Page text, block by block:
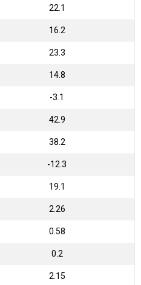
22.1
16.2
23.3
14.8
-3.1
42.9
38.2
-12.3
19.1
2.26
0.58
0.2
2.15